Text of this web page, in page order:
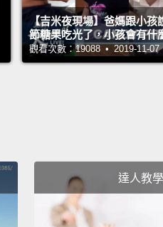
黑暗漫長冬天做出預言。懂
Why don't you tell them
的燈籠，你這個笨南瓜頭!
【吉米夜現場】爸媽跟小孩
節糖果吃光了，小孩會有什
觀看次數：19088 • 2019-11-07
達人教學